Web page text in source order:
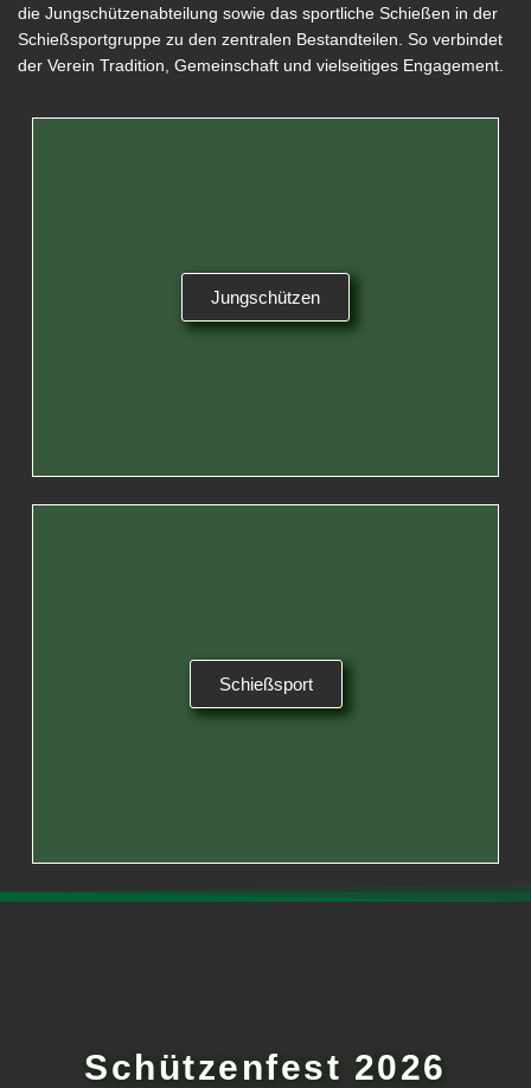
die Jungschützenabteilung sowie das sportliche Schießen in der
Schießsportgruppe zu den zentralen Bestandteilen. So verbindet
der Verein Tradition, Gemeinschaft und vielseitiges Engagement.
Jungschützen
Schießsport
Schützenfest 2026